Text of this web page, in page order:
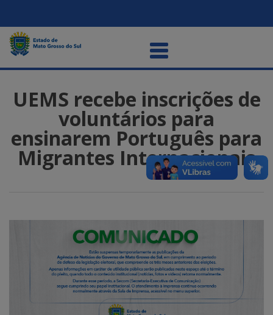
UEMS recebe inscrições de
voluntários para
ensinarem Português para
Migrantes Internacionais